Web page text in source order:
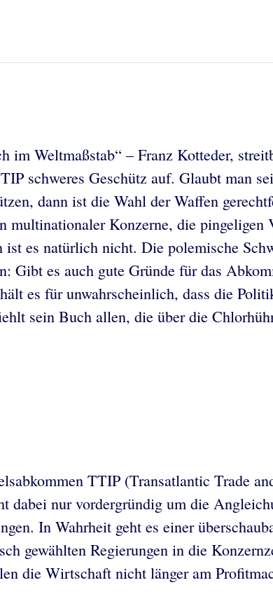
im Weltmaßstab“ – Franz Kotteder,
schweres Geschütz auf. Glaubt man
dann ist die Wahl der Waffen
multinationaler Konzerne, die pingeligen
es natürlich nicht. Die polemische
Gibt es auch gute Gründe für das
es für unwahrscheinlich, dass die
sein Buch allen, die über die
TTIP (Transatlantic Trade
nur vordergründig um die
In Wahrheit geht es einer
gewählten Regierungen in die
die Wirtschaft nicht länger am